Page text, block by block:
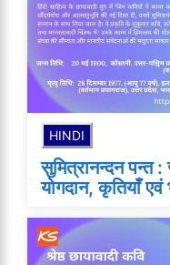
HINDI
सुमित्रानन्दन पन्त
योगदान, कृतियाँ एवं